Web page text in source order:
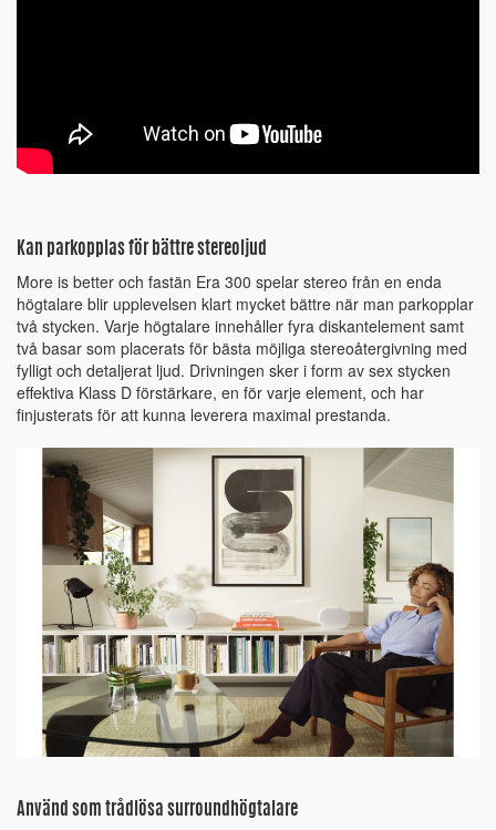
Kan parkopplas för bättre stereoljud
More is better och fastän Era 300 spelar stereo från en enda
högtalare blir upplevelsen klart mycket bättre när man parkopplar
två stycken. Varje högtalare innehåller fyra diskantelement samt
två basar som placerats för bästa möjliga stereoåtergivning med
fylligt och detaljerat ljud. Drivningen sker i form av sex stycken
effektiva Klass D förstärkare, en för varje element, och har
finjusterats för att kunna leverera maximal prestanda.
Använd som trådlösa surroundhögtalare